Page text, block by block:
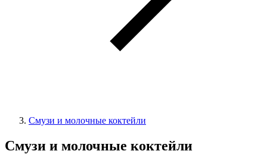
Смузи и молочные коктейли
Смузи и молочные коктейли